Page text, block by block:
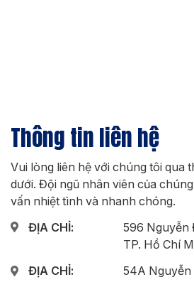
Thông tin liên hệ
Vui lòng liên hệ với chúng tôi qua
dưới. Đội ngũ nhân viên của
vấn nhiệt tình và nhanh chóng.
ĐỊA CHỈ:
596 Nguyễn
TP. Hồ Chí
ĐỊA CHỈ:
54A Nguyễn